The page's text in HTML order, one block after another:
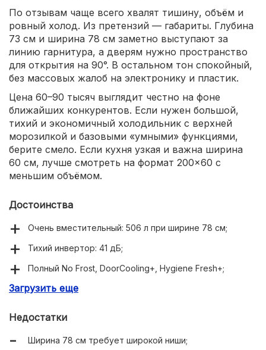
По отзывам чаще всего хвалят тишину, объём и
ровный холод. Из претензий — габариты. Глубина
73 см и ширина 78 см заметно выступают за
линию гарнитура, а дверям нужно пространство
для открытия на 90°. В остальном тон спокойный,
без массовых жалоб на электронику и пластик.
Цена 60–90 тысяч выглядит честно на фоне
ближайших конкурентов. Если нужен большой,
тихий и экономичный холодильник с верхней
морозилкой и базовыми «умными» функциями,
берите смело. Если кухня узкая и важна ширина
60 см, лучше смотреть на формат 200×60 с
меньшим объёмом.
Достоинства
Очень вместительный: 506 л при ширине 78 см;
Тихий инвертор: 41 дБ;
Полный No Frost, DoorCooling+, Hygiene Fresh+;
Зона около 0 °C и удобный лоток для льда;
Загрузить еще
Недостатки
Ширина 78 см требует широкой ниши;